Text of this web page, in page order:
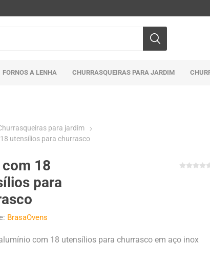
FORNOS A LENHA CHURRASQUEIRAS PARA JARDIM
para jardim
utensílios para churrasco
18
para
BrasaOvens
com 18 utensílios para churrasco em aço inox